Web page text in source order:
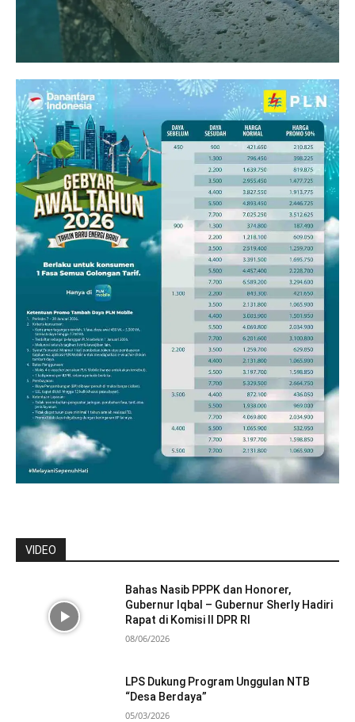
VIDEO
Bahas Nasib PPPK dan Honorer,
Gubernur Iqbal – Gubernur Sherly Hadiri
Rapat di Komisi II DPR RI
08/06/2026
LPS Dukung Program Unggulan NTB
“Desa Berdaya”
05/03/2026